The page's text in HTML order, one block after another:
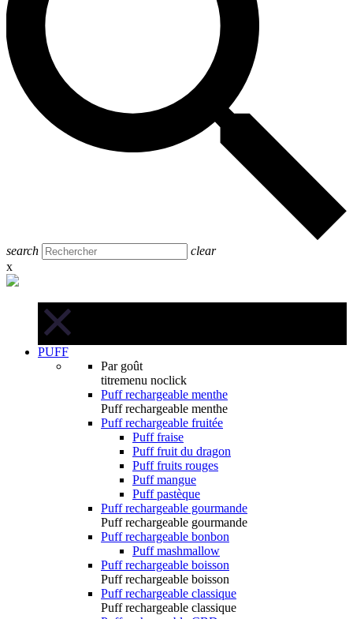
search
clear
x
PUFF
Par goût
titremenu noclick
Puff rechargeable menthe
Puff rechargeable menthe
Puff rechargeable fruitée
Puff fraise
Puff fruit du dragon
Puff fruits rouges
Puff mangue
Puff pastèque
Puff rechargeable gourmande
Puff rechargeable gourmande
Puff rechargeable bonbon
Puff mashmallow
Puff rechargeable boisson
Puff rechargeable boisson
Puff rechargeable classique
Puff rechargeable classique